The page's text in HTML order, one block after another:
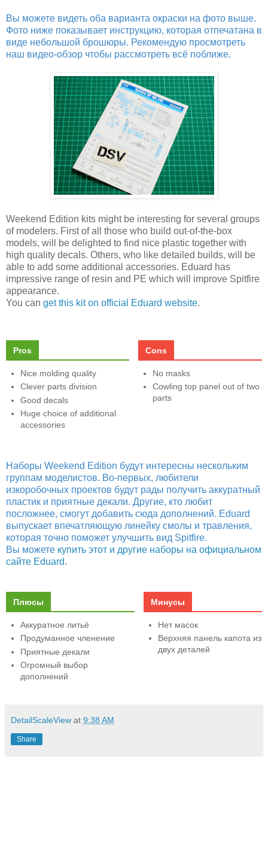
Вы можете видеть оба варианта окраски на фото выше.
Фото ниже показывает инструкцию, которая отпечатана в
виде небольшой брошюры. Рекомендую просмотреть
наш видео-обзор чтобы рассмотреть всё поближе.
Weekend Edition kits might be interesting for several groups
of modelers. First of all those who build out-of-the-box
models, will be delighted to find nice plastic together with
high quality decals. Others, who like detailed builds, will be
able to add some additional accessories. Eduard has
impressive range of resin and PE which will improve Spitfire
appearance.
You can get this kit on official Eduard website.
Pros
Nice molding quality
Clever parts division
Good decals
Huge choice of additional
accessories
Cons
No masks
Cowling top panel out of two
parts
Наборы Weekend Edition будут интересны нескольким
группам моделистов. Во-первых, любители
изкоробочных проектов будут рады получить аккуратный
пластик и приятные декали. Другие, кто любит
посложнее, смогут добавить сюда дополнений. Eduard
выпускает впечатляющую линейку смолы и травления,
которая точно поможет улучшить вид Spitfire.
Вы можете купить этот и другие наборы на официальном
сайте Eduard.
Плюсы
Аккуратное литьё
Продуманное членение
Приятные декали
Огромный выбор
дополнений
Минусы
Нет масок
Верхняя панель капота из
двух деталей
DetailScaleView at 9:38 AM
Share